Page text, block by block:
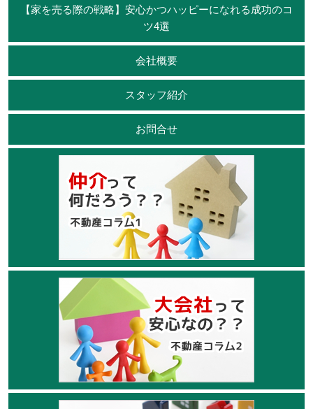
【家を売る際の戦略】安心かつハッピーになれる成功のコ
ツ4選
会社概要
スタッフ紹介
お問合せ